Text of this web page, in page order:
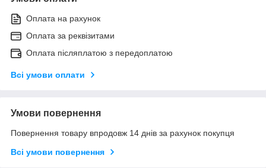
Оплата на рахунок
Оплата за реквізитами
Оплата післяплатою з передоплатою
Всі умови оплати
Умови повернення
Повернення товару впродовж 14 днів за рахунок покупця
Всі умови повернення